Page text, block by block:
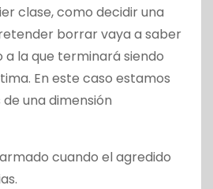
clase, como decidir una
borrar vaya a saber
a la que terminará siendo
En este caso estamos
una dimensión
cuando el agredido